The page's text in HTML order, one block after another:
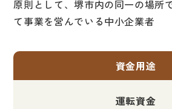
原則として、堺市内の同一の場所
て事業を営んでいる中小企業者
資金用途
運転資金